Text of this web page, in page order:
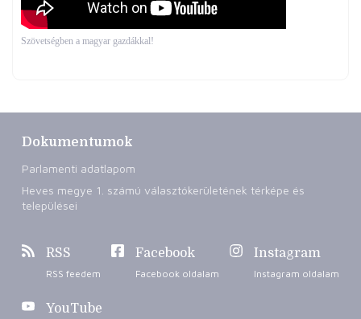
Szövetségben a magyar gazdákkal!
Dokumentumok
Parlamenti adatlapom
Heves megye 1. számú választókerületének térképe és
települései
RSS
RSS feedem
Facebook
Facebook oldalam
Instagram
Instagram oldalam
YouTube